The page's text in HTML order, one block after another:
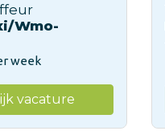
Wmo-
week
vacature